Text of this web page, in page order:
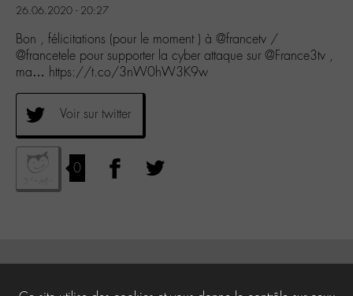
26.06.2020 - 20:27
Bon , félicitations (pour le moment ) à @francetv /
@francetele pour supporter la cyber attaque sur @France3tv ,
ma… https://t.co/3nW0hW3K9w
Voir sur twitter
0